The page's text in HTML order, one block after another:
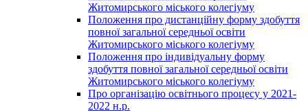
Житомирського міського колегіуму
Положення про дистанційну форму здобуття
повної загальної середньої освіти
Житомирського міського колегіуму
Положення про індивідуальну форму
здобуття повної загальної середньої освіти
Житомирського міського колегіуму
Про організацію освітнього процесу у 2021-
2022 н.р.